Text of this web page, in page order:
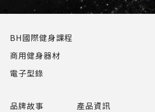
品牌故事
產品資訊
BH國際健身課程
商用健身器材
電子型錄